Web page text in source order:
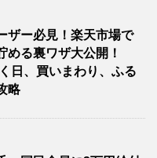
ザー必見！楽天市場で
める裏ワザ大公開！
日、買いまわり、ふる
略